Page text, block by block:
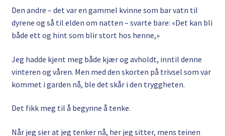
Den andre – det var en gammel kvinne som bar vatn til
dyrene og så til elden om natten – svarte bare: «Det kan bli
både ett og hint som blir stort hos henne,»
Jeg hadde kjent meg både kjær og avholdt, inntil denne
vinteren og våren. Men med den skorten på trivsel som var
kommet i garden nå, ble det skår i den tryggheten.
Det fikk meg til å begynne å tenke.
Når jeg sier at jeg tenker nå, her jeg sitter, mens teinen